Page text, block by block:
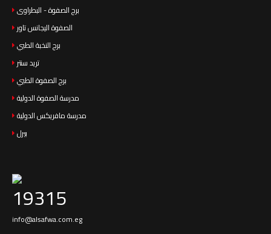
برج الصفوة - البطراوى
الصفوة اليجانس تاور
برج النخبة الطبي
تريد سنتر
برج الصفوة الطبي
مدرسة الصفوة الدولية
مدرسة مافريكس الدولية
بيرل
19315
info@alsafwa.com.eg